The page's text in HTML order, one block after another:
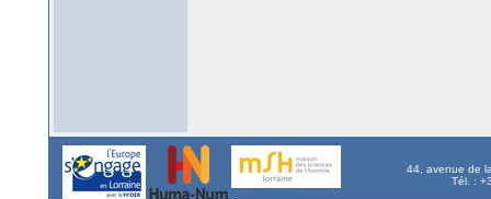
44, avenue de
Tél. :